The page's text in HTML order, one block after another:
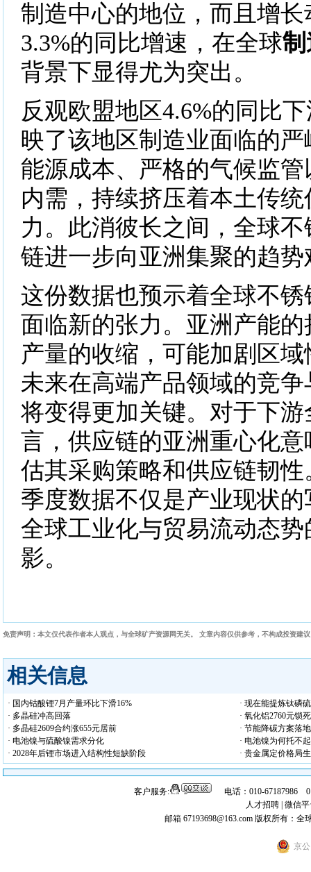
制造中心的地位，而且增
3.3%的同比增速，在全球
背景下显得尤为突出。
反观欧盟地区4.6%的同比
映了该地区制造业面临的
能源成本、严格的气候监
内需，持续挤压着本土传
力。此消彼长之间，全球
链进一步向亚洲集聚的趋
这份数据也预示着全球不
面临新的张力。亚洲产能
产量的收缩，可能加剧区
未来在高端产品领域的竞
将变得更加关键。对于下
言，供应链的亚洲重心化
估其采购策略和供应链韧
季度数据不仅是产业现状
全球工业化与贸易流动态
影。
免责声明：本文仅代表作者本人观点，与全球矿产资源网无关。 文章内容仅供参考，不构成投资建
相关信息
· 国内钴酸锂7月产量环比下滑16%
· 现在能提炼钛磷
· 多晶硅冲高回落
· 氧化铝2760元锁
· 多晶硅2609合约涨655元居前
· 节能降碳方案落
· 电池镍与硫酸镍需求分化
· 电池镍为何托不
· 2028年后锂市场进入结构性短缺阶段
· 贵金属定价格局
客户服务:
电话：010-67187986
人才招聘 微信
邮箱 67193698@163.com 版权所有：全
京公